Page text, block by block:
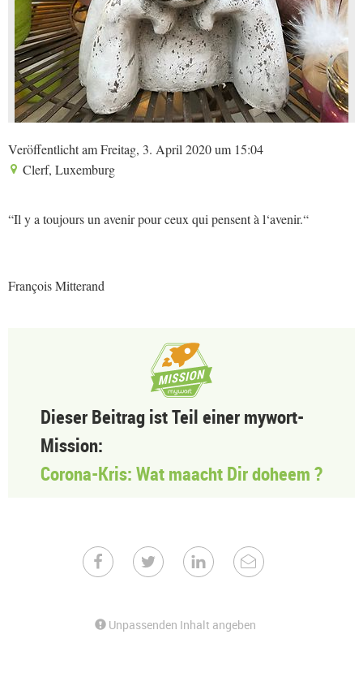
Veröffentlicht am Freitag, 3. April 2020 um 15:04
Clerf, Luxemburg
“Il y a toujours un avenir pour ceux qui pensent à l‘avenir.“
François Mitterand
Dieser Beitrag ist Teil einer mywort-
Mission:
Corona-Kris: Wat maacht Dir doheem ?
Unpassenden Inhalt angeben